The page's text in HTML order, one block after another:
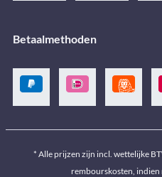
Betaalmethoden
* Alle prijzen zijn incl. wettelijke
rembourskosten, indien